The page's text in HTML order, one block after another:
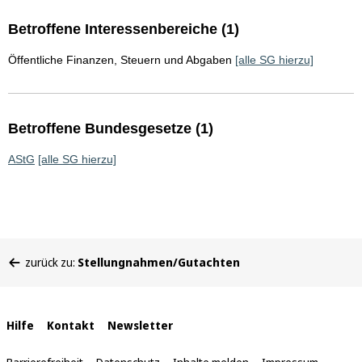
Betroffene Interessenbereiche (1)
Öffentliche Finanzen, Steuern und Abgaben [alle SG hierzu]
Betroffene Bundesgesetze (1)
AStG [alle SG hierzu]
befinden
zurück zu: Stellungnahmen/Gutachten
Interne
Links
Hilfe Kontakt Newsletter